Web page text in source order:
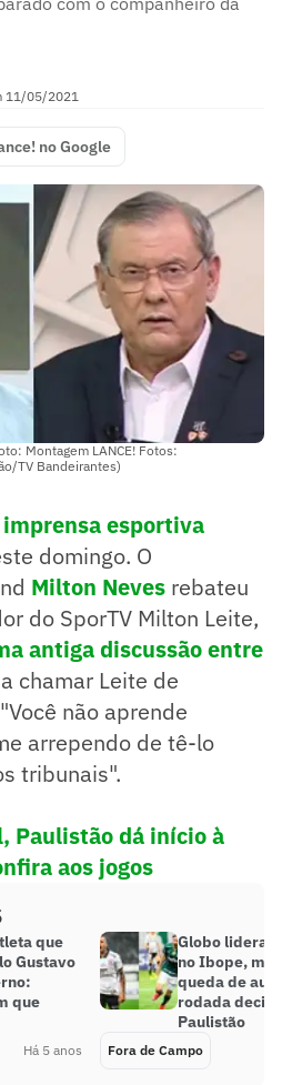
11/05/2021
no Google
Montagem LANCE! Fotos:
TV Bandeirantes)
imprensa esportiva
domingo. O
Milton Neves rebateu
do SporTV Milton Leite,
antiga discussão entre
chamar Leite de
não aprende
arrependo de tê-lo
tribunais".
Paulistão dá início à
aos jogos
que
Gustavo
que
Há 5 anos
Globo lidera
no Ibope,
queda de
rodada
Paulistão
Fora de Campo